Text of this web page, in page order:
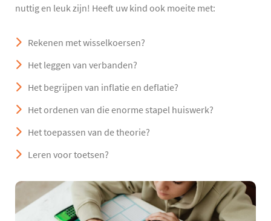
nuttig en leuk zijn! Heeft uw kind ook moeite met:
Rekenen met wisselkoersen?
Het leggen van verbanden?
Het begrijpen van inflatie en deflatie?
Het ordenen van die enorme stapel huiswerk?
Het toepassen van de theorie?
Leren voor toetsen?